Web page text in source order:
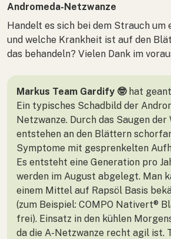
Andromeda-Netzwanze
Handelt es sich bei dem Strauch um
und welche Krankheit ist auf den
das behandeln? Vielen Dank im
Markus Team Gardify 🤓hat
Ein typisches Schadbild der
Netzwanze. Durch das Saugen der
entstehen an den Blättern
Symptome mit gesprenkelten
Es entsteht eine Generation pro
werden im August abgelegt. Man
einem Mittel auf Rapsöl Basis
(zum Beispiel: COMPO Nativert®
frei). Einsatz in den kühlen
da die A-Netzwanze recht agil ist.